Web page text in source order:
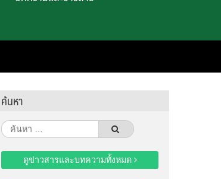
ค้นหา
ค้นหา
สำหรับ:
ดูข่าวสารและบทความทั้งหมด